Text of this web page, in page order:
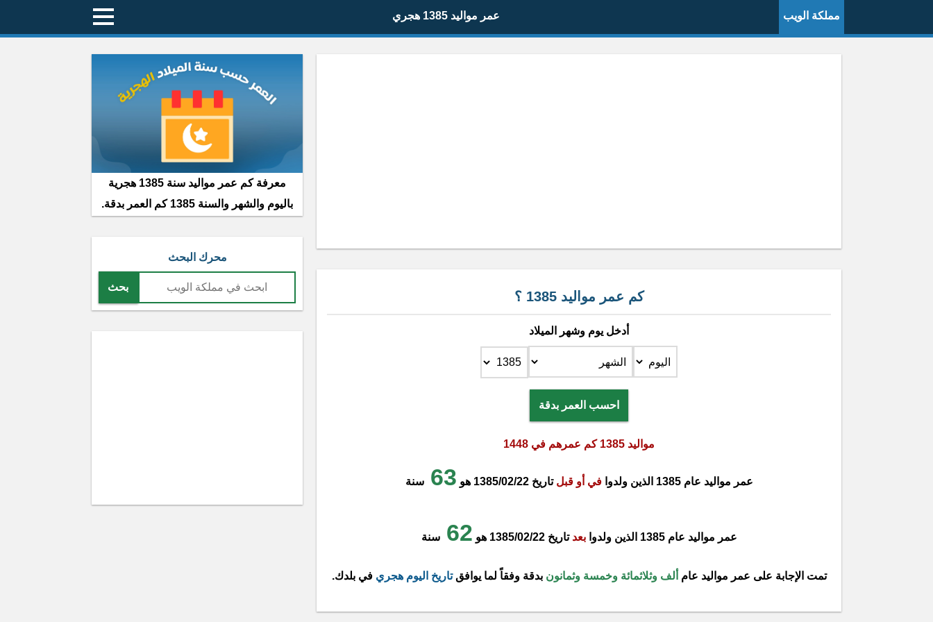
مملكة الويب عمر مواليد 1385 هجري
كم عمر مواليد 1385 ؟
أدخل يوم وشهر الميلاد
احسب العمر بدقة
مواليد 1385 كم عمرهم في 1448
عمر مواليد عام 1385 الذين ولدوا في أو قبلتاريخ 1385/02/22 هو 63 سنة
عمر مواليد عام 1385 الذين ولدوا بعدتاريخ 1385/02/22 هو 62 سنة
تمت الإجابة على عمر مواليد عام ألف وثلاثمائة وخمسة وثمانون بدقة وفقاً لما يوافقتاريخ اليوم هجري في بلدك.
معرفة كم عمر مواليد سنة 1385 هجرية
باليوم والشهر والسنة 1385 كم العمر بدقة.
محرك البحث
بحث